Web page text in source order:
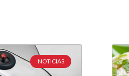
NOTICIAS